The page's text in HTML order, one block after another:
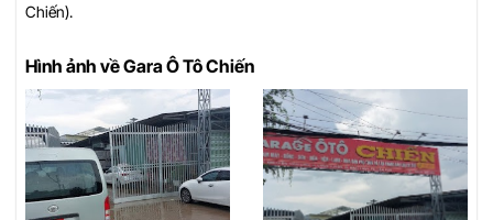
Chiến).
Hình ảnh về Gara Ô Tô Chiến